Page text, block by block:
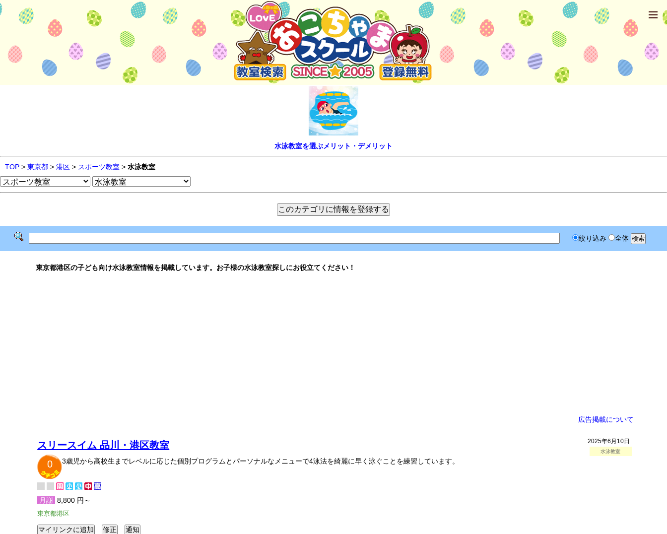
水泳教室を選ぶメリット・デメリット
TOP > 東京都 > 港区 > スポーツ教室 > 水泳教室
絞り込み 全体
東京都港区の子ども向け水泳教室情報を掲載しています。お子様の水泳教室探しにお役立てください！
広告掲載について
2025年6月10日
水泳教室
スリースイム 品川・港区教室
0
3歳児から高校生までレベルに応じた個別プログラムとパーソナルなメニューで4泳法を綺麗に早く泳ぐことを練習しています。
月謝 8,800 円～
東京都港区